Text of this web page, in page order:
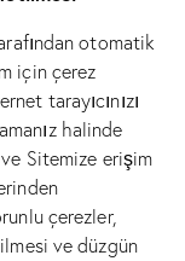
otomatik
için çerez
tarayıcınızı
halinde
Sitemize erişim
çerezler,
ve düzgün